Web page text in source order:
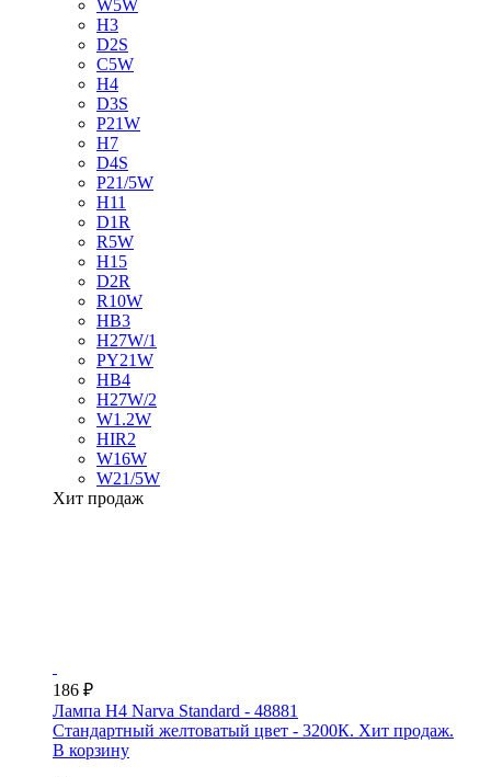
W5W
H3
D2S
C5W
H4
D3S
P21W
H7
D4S
P21/5W
H11
D1R
R5W
H15
D2R
R10W
HB3
H27W/1
PY21W
HB4
H27W/2
W1.2W
HIR2
W16W
W21/5W
Хит продаж
186 ₽
Лампа H4 Narva Standard - 48881
Стандартный желтоватый цвет - 3200К. Хит продаж.
В корзину